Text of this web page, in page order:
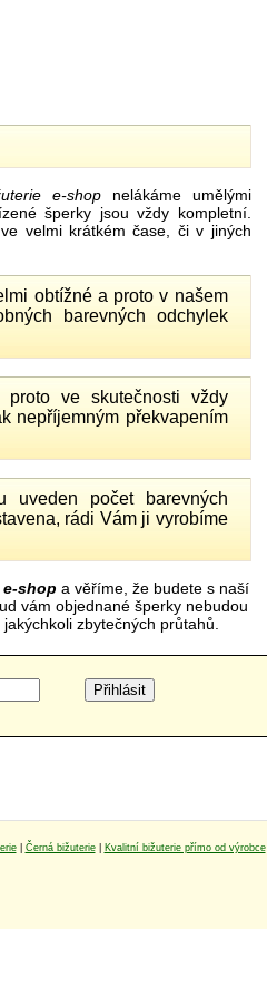
e-shopnelákáme umělými
šperky jsou vždy kompletní.
velmi krátkém čase, či v jiných
obtížné a proto v našem
barevných odchylek
ve skutečnosti vždy
nepříjemným překvapením
počet barevných
rádi Vám ji vyrobíme
shop a věříme, že budete s naší
vám objednané šperky nebudou
zbytečných průtahů.
| Černá bižuterie|
Kvalitní bižuterie přímo od výrobce